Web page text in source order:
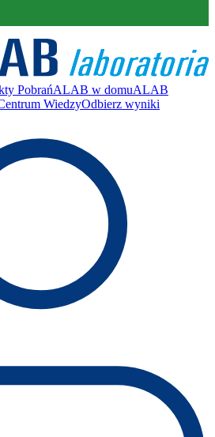
PobrańALAB w domuALAB
WiedzyOdbierz wyniki